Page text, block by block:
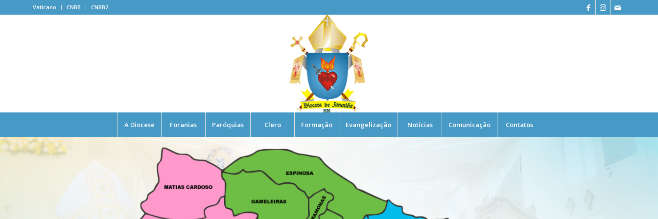
Vaticano CNBB CNBB2
A Diocese Foranias Paróquias Clero Formação Evangelização Notícias Comunicação Contatos